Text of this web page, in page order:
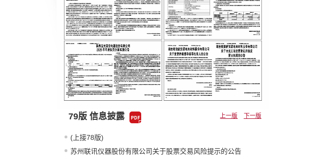
79版 信息披露 上一版 下一版
(上接78版)
苏州联讯仪器股份有限公司关于股票交易风险提示的公告